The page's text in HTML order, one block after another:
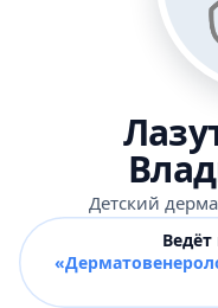
Детский